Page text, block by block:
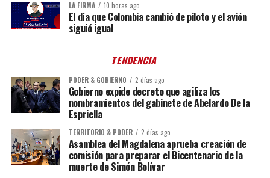
LA FIRMA 10 horas ago
El día que Colombia cambió de piloto y el avión
siguió igual
TENDENCIA
PODER & GOBIERNO 2 días ago
Gobierno expide decreto que agiliza los
nombramientos del gabinete de Abelardo De la
Espriella
TERRITORIO & PODER 2 días ago
Asamblea del Magdalena aprueba creación de
comisión para preparar el Bicentenario de la
muerte de Simón Bolívar